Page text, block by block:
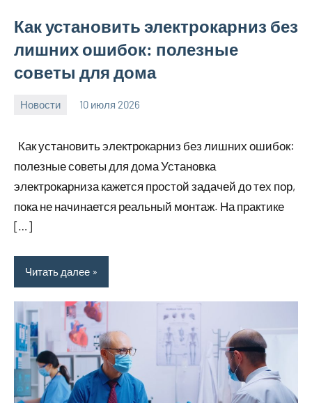
Как установить электрокарниз без
лишних ошибок: полезные
советы для дома
Новости 10 июля 2026
Как установить электрокарниз без лишних ошибок:
полезные советы для дома Установка
электрокарниза кажется простой задачей до тех пор,
пока не начинается реальный монтаж. На практике
[…]
Читать далее